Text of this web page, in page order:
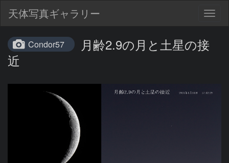
天体写真ギャラリー
Condor57
月齢2.9の月と土星の接
近